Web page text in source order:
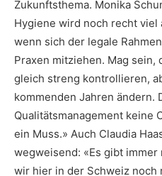
Zukunftsthema. Monika
Hygiene wird noch recht viel
wenn sich der legale
Praxen mitziehen. Mag sein,
gleich streng kontrollieren,
kommenden Jahren ändern.
Qualitätsmanagement keine
ein Muss.» Auch Claudia
wegweisend: «Es gibt
wir hier in der Schweiz noch